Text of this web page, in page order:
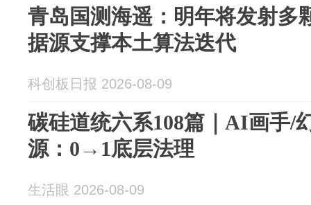
青岛国测海遥：明年将发射多
据源支撑本土算法迭代
科创板日报 2026-08-09
碳硅道统六系108篇｜AI画手/
源：0→1底层法理
生活眼 2026-08-09